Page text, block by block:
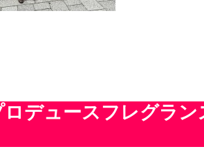
デュースフレグラン